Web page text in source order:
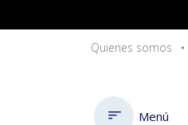
Quienes somos
Menú